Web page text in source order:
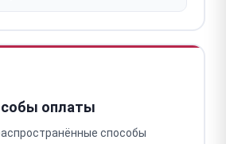
оплаты
способы